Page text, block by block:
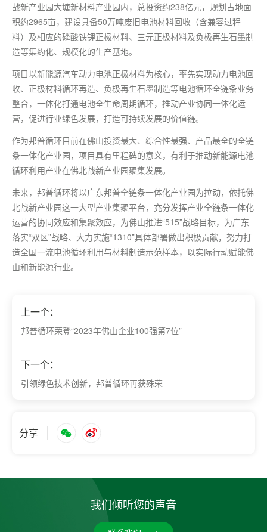
战新产业园大塘新材料产业园内，总投资约238亿元，规划占地面
积约2965亩，建设具备50万吨废旧电池材料回收（含兼容过程
料）及相应的磷酸铁锂正极材料、三元正极材料及负极再生石墨制
造等集约化、规模化的生产基地。
项目以新能源汽车动力电池正极材料为核心，率先实现动力电池回
收、正极材料循环再造、负极再生石墨制造等电池循环全链条业务
整合，一体化打通电池全生命周期循环，推动产业协同一体化运
营，促进行业绿色发展，打造可持续发展的价值链。
作为邦普循环目前在佛山投资最大、综合性最强、产品最全的全链
条一体化产业园，项目具有里程碑的意义，有利于推动新能源电池
循环利用产业在佛北战新产业园聚集发展。
未来，邦普循环将以广东邦普全链条一体化产业园为拉动，依托佛
北战新产业园这一大型产业集聚平台，充分发挥产业全链条一体化
运营的协同效应和集聚效应，为佛山推进“515”战略目标，为广东
落实“双区”战略、大力实施“1310”具体部署做出积极贡献，努力打
造全国一流电池循环利用与材料制造示范样本，以实际行动赋能佛
山和新能源行业。
上一个：
邦普循环荣登“2023年佛山企业100强第7位”
下一个：
引领绿色技术创新，邦普循环再获殊荣
分享
我们倾听您的声音